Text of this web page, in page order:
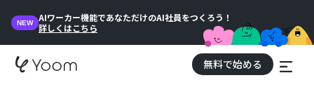
NEW
AIワーカー機能であなただけのAI社員をつくろう！
詳しくはこちら
無料で始める